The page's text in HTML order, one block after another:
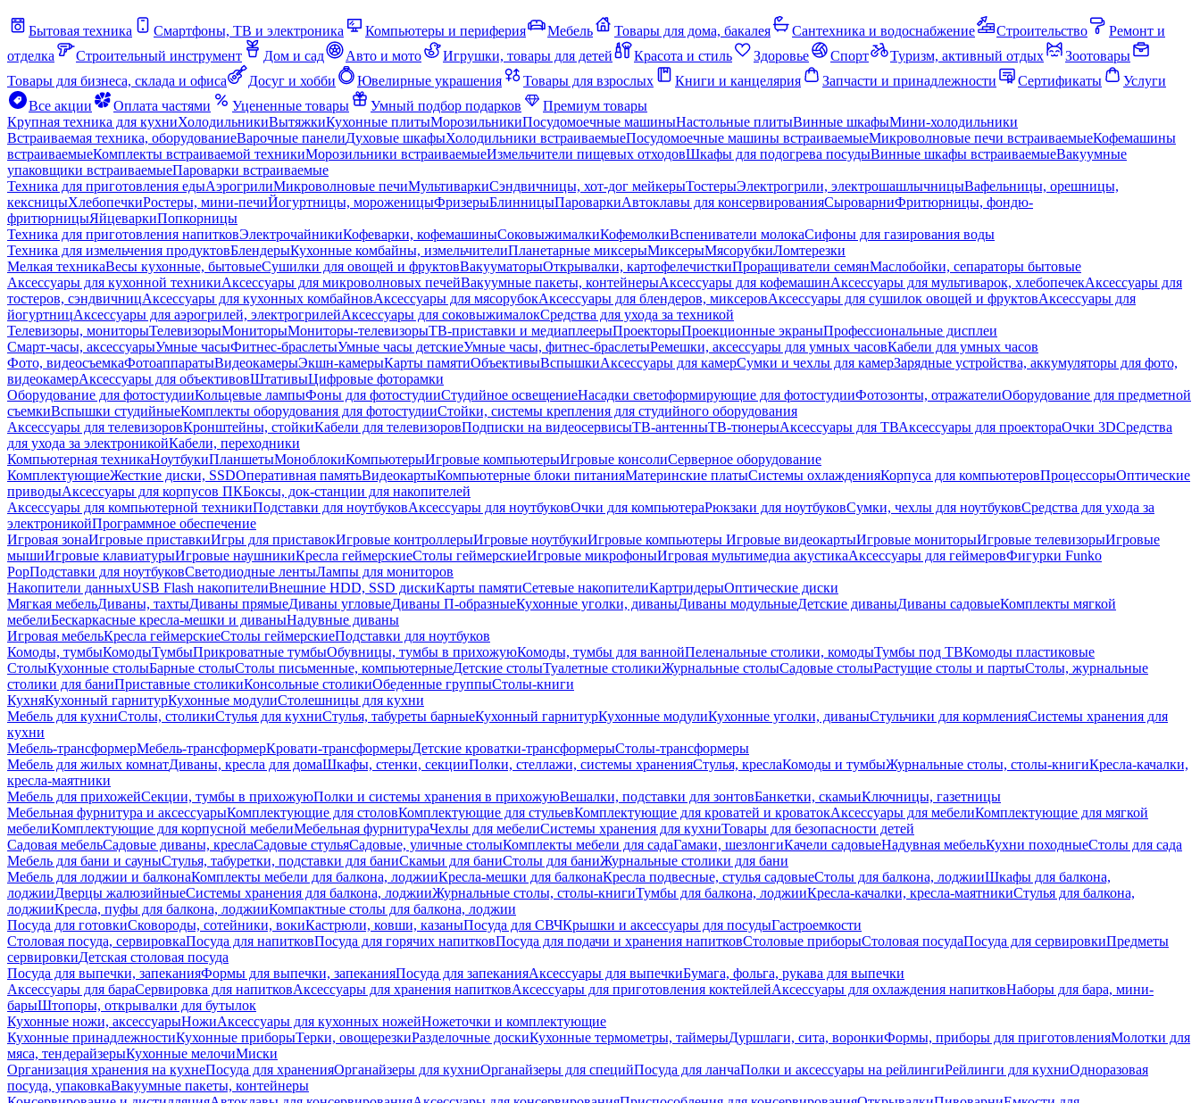
Бытовая техника Смартфоны, ТВ и электроника Компьютеры и периферия Мебель Товары для дома, бакалея Сантехника и водоснабжение Строительство
Ремонт и
отделка
Строительный инструмент Дом и сад Авто и мото Игрушки, товары для детей Красота и стиль Здоровье Спорт Туризм, активный отдых
Зоотовары
Товары для бизнеса, склада и офиса
Досуг и хобби Ювелирные украшения Товары для взрослых Книги и канцелярия Запчасти и принадлежности Сертификаты
Услуги
Все акции
Оплата частями Уцененные товары Умный подбор подарков
Премиум товары
Крупная техника для кухниХолодильникиВытяжкиКухонные плитыМорозильникиПосудомоечные машиныНастольные плитыВинные шкафыМини-холодильники
Встраиваемая техника, оборудованиеВарочные панелиДуховые шкафыХолодильники встраиваемыеПосудомоечные машины встраиваемыеМикроволновые печи встраиваемыеКофемашины
встраиваемыеКомплекты встраиваемой техникиМорозильники встраиваемыеИзмельчители пищевых отходовШкафы для подогрева посудыВинные шкафы встраиваемыеВакуумные
упаковщики встраиваемыеПароварки встраиваемые
Техника для приготовления едыАэрогрилиМикроволновые печиМультиваркиСэндвичницы, хот-дог мейкерыТостерыЭлектрогрили, электрошашлычницыВафельницы, орешницы,
кексницыХлебопечкиРостеры, мини-печиЙогуртницы, мороженицыФризерыБлинницыПароваркиАвтоклавы для консервированияСыроварниФритюрницы, фондю-
фритюрницыЯйцеваркиПопкорницы
Техника для приготовления напитковЭлектрочайникиКофеварки, кофемашиныСоковыжималкиКофемолкиВспениватели молокаСифоны для газирования воды
Техника для измельчения продуктовБлендерыКухонные комбайны, измельчителиПланетарные миксерыМиксерыМясорубкиЛомтерезки
Мелкая техникаВесы кухонные, бытовыеСушилки для овощей и фруктовВакууматорыОткрывалки, картофелечисткиПроращиватели семянМаслобойки, сепараторы бытовые
Аксессуары для кухонной техникиАксессуары для микроволновых печейВакуумные пакеты, контейнерыАксессуары для кофемашинАксессуары для мультиварок, хлебопечекАксессуары для
тостеров, сэндвичницАксессуары для кухонных комбайновАксессуары для мясорубокАксессуары для блендеров, миксеровАксессуары для сушилок овощей и фруктовАксессуары для
йогуртницАксессуары для аэрогрилей, электрогрилейАксессуары для соковыжималокСредства для ухода за техникой
Телевизоры, мониторыТелевизорыМониторыМониторы-телевизорыТВ-приставки и медиаплеерыПроекторыПроекционные экраныПрофессиональные дисплеи
Смарт-часы, аксессуарыУмные часыФитнес-браслетыУмные часы детскиеУмные часы, фитнес-браслетыРемешки, аксессуары для умных часовКабели для умных часов
Фото, видеосъемкаФотоаппаратыВидеокамерыЭкшн-камерыКарты памятиОбъективыВспышкиАксессуары для камерСумки и чехлы для камерЗарядные устройства, аккумуляторы для фото,
видеокамерАксессуары для объективовШтативыЦифровые фоторамки
Оборудование для фотостудииКольцевые лампыФоны для фотостудииСтудийное освещениеНасадки светоформирующие для фотостудииФотозонты, отражателиОборудование для предметной
съемкиВспышки студийныеКомплекты оборудования для фотостудииСтойки, системы крепления для студийного оборудования
Аксессуары для телевизоровКронштейны, стойкиКабели для телевизоровПодписки на видеосервисыТВ-антенныТВ-тюнерыАксессуары для ТВАксессуары для проектораОчки 3DСредства
для ухода за электроникойКабели, переходники
Компьютерная техникаНоутбукиПланшетыМоноблокиКомпьютерыИгровые компьютерыИгровые консолиСерверное оборудование
КомплектующиеЖесткие диски, SSDОперативная памятьВидеокартыКомпьютерные блоки питанияМатеринские платыСистемы охлажденияКорпуса для компьютеровПроцессорыОптические
приводыАксессуары для корпусов ПКБоксы, док-станции для накопителей
Аксессуары для компьютерной техникиПодставки для ноутбуковАксессуары для ноутбуковОчки для компьютераРюкзаки для ноутбуковСумки, чехлы для ноутбуковСредства для ухода за
электроникойПрограммное обеспечение
Игровая зонаИгровые приставкиИгры для приставокИгровые контроллерыИгровые ноутбукиИгровые компьютеры Игровые видеокартыИгровые мониторыИгровые телевизорыИгровые
мышиИгровые клавиатурыИгровые наушникиКресла геймерскиеСтолы геймерскиеИгровые микрофоныИгровая мультимедиа акустикаАксессуары для геймеровФигурки Funko
PopПодставки для ноутбуковСветодиодные лентыЛампы для мониторов
Накопители данныхUSB Flash накопителиВнешние HDD, SSD дискиКарты памятиСетевые накопителиКартридерыОптические диски
Мягкая мебельДиваны, тахтыДиваны прямыеДиваны угловыеДиваны П-образныеКухонные уголки, диваныДиваны модульныеДетские диваныДиваны садовыеКомплекты мягкой
мебелиБескаркасные кресла-мешки и диваныНадувные диваны
Игровая мебельКресла геймерскиеСтолы геймерскиеПодставки для ноутбуков
Комоды, тумбыКомодыТумбыПрикроватные тумбыОбувницы, тумбы в прихожуюКомоды, тумбы для ваннойПеленальные столики, комодыТумбы под ТВКомоды пластиковые
СтолыКухонные столыБарные столыСтолы письменные, компьютерныеДетские столыТуалетные столикиЖурнальные столыСадовые столыРастущие столы и партыСтолы, журнальные
столики для баниПриставные столикиКонсольные столикиОбеденные группыСтолы-книги
КухняКухонный гарнитурКухонные модулиСтолешницы для кухни
Мебель для кухниСтолы, столикиСтулья для кухниСтулья, табуреты барныеКухонный гарнитурКухонные модулиКухонные уголки, диваныСтульчики для кормленияСистемы хранения для
кухни
Мебель-трансформерМебель-трансформерКровати-трансформерыДетские кроватки-трансформерыСтолы-трансформеры
Мебель для жилых комнатДиваны, кресла для домаШкафы, стенки, секцииПолки, стеллажи, системы храненияСтулья, креслаКомоды и тумбыЖурнальные столы, столы-книгиКресла-качалки,
кресла-маятники
Мебель для прихожейСекции, тумбы в прихожуюПолки и системы хранения в прихожуюВешалки, подставки для зонтовБанкетки, скамьиКлючницы, газетницы
Мебельная фурнитура и аксессуарыКомплектующие для столовКомплектующие для стульевКомплектующие для кроватей и кроватокАксессуары для мебелиКомплектующие для мягкой
мебелиКомплектующие для корпусной мебелиМебельная фурнитураЧехлы для мебелиСистемы хранения для кухниТовары для безопасности детей
Садовая мебельСадовые диваны, креслаСадовые стульяСадовые, уличные столыКомплекты мебели для садаГамаки, шезлонгиКачели садовыеНадувная мебельКухни походныеСтолы для сада
Мебель для бани и сауныСтулья, табуретки, подставки для баниСкамьи для баниСтолы для баниЖурнальные столики для бани
Мебель для лоджии и балконаКомплекты мебели для балкона, лоджииКресла-мешки для балконаКресла подвесные, стулья садовыеСтолы для балкона, лоджииШкафы для балкона,
лоджииДверцы жалюзийныеСистемы хранения для балкона, лоджииЖурнальные столы, столы-книгиТумбы для балкона, лоджииКресла-качалки, кресла-маятникиСтулья для балкона,
лоджииКресла, пуфы для балкона, лоджииКомпактные столы для балкона, лоджии
Посуда для готовкиСковороды, сотейники, вокиКастрюли, ковши, казаныПосуда для СВЧКрышки и аксессуары для посудыГастроемкости
Столовая посуда, сервировкаПосуда для напитковПосуда для горячих напитковПосуда для подачи и хранения напитковСтоловые приборыСтоловая посудаПосуда для сервировкиПредметы
сервировкиДетская столовая посуда
Посуда для выпечки, запеканияФормы для выпечки, запеканияПосуда для запеканияАксессуары для выпечкиБумага, фольга, рукава для выпечки
Аксессуары для бараСервировка для напитковАксессуары для хранения напитковАксессуары для приготовления коктейлейАксессуары для охлаждения напитковНаборы для бара, мини-
барыШтопоры, открывалки для бутылок
Кухонные ножи, аксессуарыНожиАксессуары для кухонных ножейНожеточки и комплектующие
Кухонные принадлежностиКухонные приборыТерки, овощерезкиРазделочные доскиКухонные термометры, таймерыДуршлаги, сита, воронкиФормы, приборы для приготовленияМолотки для
мяса, тендерайзерыКухонные мелочиМиски
Организация хранения на кухнеПосуда для храненияОрганайзеры для кухниОрганайзеры для специйПосуда для ланчаПолки и аксессуары на рейлингиРейлинги для кухниОдноразовая
посуда, упаковкаВакуумные пакеты, контейнеры